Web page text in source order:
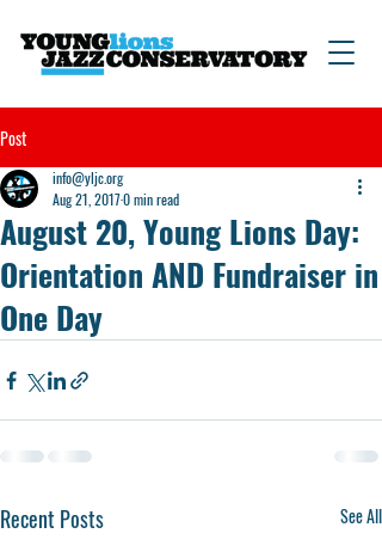
Post
August 20, Young Lions Day:
Orientation AND Fundraiser in
One Day
info@yljc.org
Aug 21, 20170 min read
Recent Posts See All